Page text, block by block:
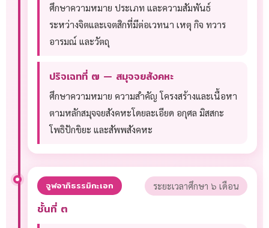
ศึกษาความหมาย ประเภท และความสัมพันธ์
ระหว่างจิตและเจตสิกที่มีต่อเวทนา เหตุ กิจ ทวาร
อารมณ์ และวัตถุ
ปริจเฉทที่ ๗ — สมุจจยสังคหะ
ศึกษาความหมาย ความสำคัญ โครงสร้างและเนื้อหา
ตามหลักสมุจจยสังคหะโดยละเอียด อกุศล มิสสกะ
โพธิปักขิยะ และสัพพสังคหะ
จูฬอาภิธรรมิกะเอก ระยะเวลาศึกษา ๖ เดือน
ชั้นที่ ๓